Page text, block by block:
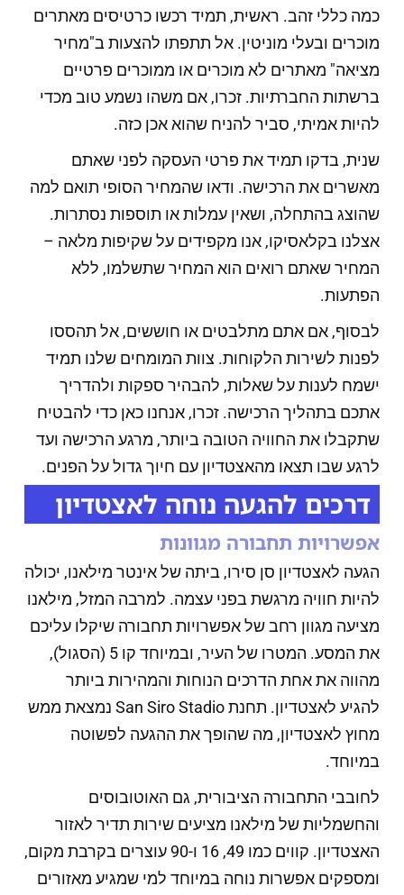
כמה כללי זהב. ראשית, תמיד רכשו כרטיסים מאתרים
מוכרים ובעלי מוניטין. אל תתפתו להצעות ב"מחיר
מציאה" מאתרים לא מוכרים או ממוכרים פרטיים
ברשתות החברתיות. זכרו, אם משהו נשמע טוב מכדי
להיות אמיתי, סביר להניח שהוא אכן כזה.
שנית, בדקו תמיד את פרטי העסקה לפני שאתם
מאשרים את הרכישה. ודאו שהמחיר הסופי תואם למה
שהוצג בהתחלה, ושאין עמלות או תוספות נסתרות.
אצלנו בקלאסיקו, אנו מקפידים על שקיפות מלאה –
המחיר שאתם רואים הוא המחיר שתשלמו, ללא
הפתעות.
לבסוף, אם אתם מתלבטים או חוששים, אל תהססו
לפנות לשירות הלקוחות. צוות המומחים שלנו תמיד
ישמח לענות על שאלות, להבהיר ספקות ולהדריך
אתכם בתהליך הרכישה. זכרו, אנחנו כאן כדי להבטיח
שתקבלו את החוויה הטובה ביותר, מרגע הרכישה ועד
לרגע שבו תצאו מהאצטדיון עם חיוך גדול על הפנים.
דרכים להגעה נוחה לאצטדיון
אפשרויות תחבורה מגוונות
הגעה לאצטדיון סן סירו, ביתה של אינטר מילאנו, יכולה
להיות חוויה מרגשת בפני עצמה. למרבה המזל, מילאנו
מציעה מגוון רחב של אפשרויות תחבורה שיקלו עליכם
את המסע. המטרו של העיר, ובמיוחד קו 5 (הסגול),
מהווה את אחת הדרכים הנוחות והמהירות ביותר
להגיע לאצטדיון. תחנת San Siro Stadio נמצאת ממש
מחוץ לאצטדיון, מה שהופך את ההגעה לפשוטה
במיוחד.
לחובבי התחבורה הציבורית, גם האוטובוסים
והחשמליות של מילאנו מציעים שירות תדיר לאזור
האצטדיון. קווים כמו 49, 16 ו-90 עוצרים בקרבת מקום,
ומספקים אפשרות נוחה במיוחד למי שמגיע מאזורים